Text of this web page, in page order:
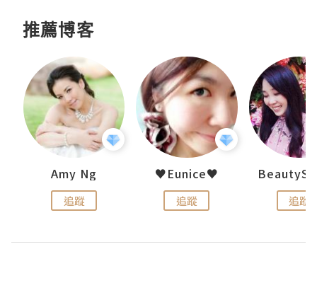
推薦博客
Amy Ng
追蹤
♥Eunice♥
追蹤 追蹤